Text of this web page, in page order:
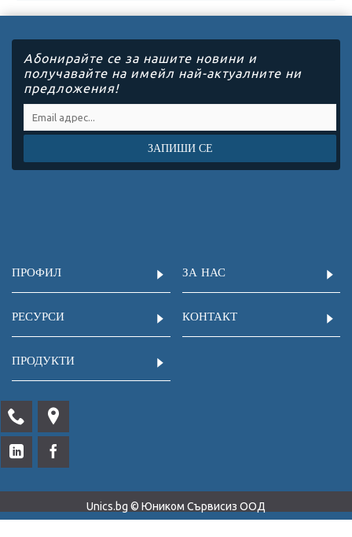
Абонирайте се за нашите новини и
получавайте на имейл най-актуалните ни
предложения!
ЗАПИШИ СЕ
ПРОФИЛ ЗА НАС
РЕСУРСИ КОНТАКТ
ПРОДУКТИ
Unics.bg © Юником Сървисиз ООД